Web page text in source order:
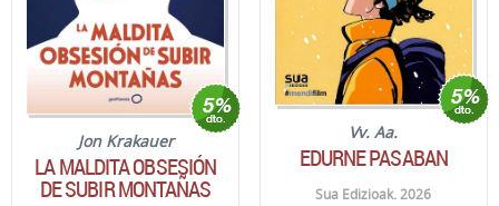
Jon Krakauer
LA MALDITA OBSESIÓN
DE SUBIR MONTAÑAS
Vv. Aa.
EDURNE PASABAN
Sua Edizioak. 2026